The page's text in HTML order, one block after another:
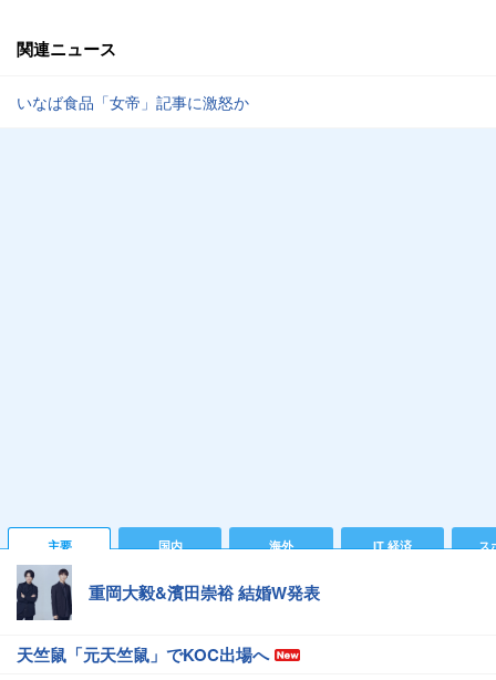
関連ニュース
いなば食品「女帝」記事に激怒か
主要 国内 海外 IT 経済 ス
重岡大毅&濱田崇裕 結婚W発表
天竺鼠「元天竺鼠」でKOC出場へ